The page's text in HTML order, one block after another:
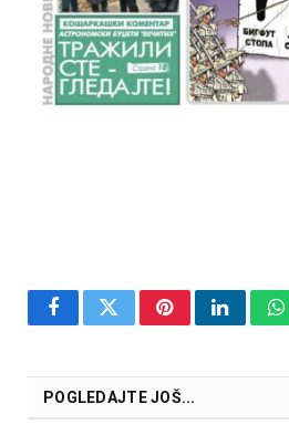
FacebookTwitterPinterest
POGLEDAJTE JOŠ...